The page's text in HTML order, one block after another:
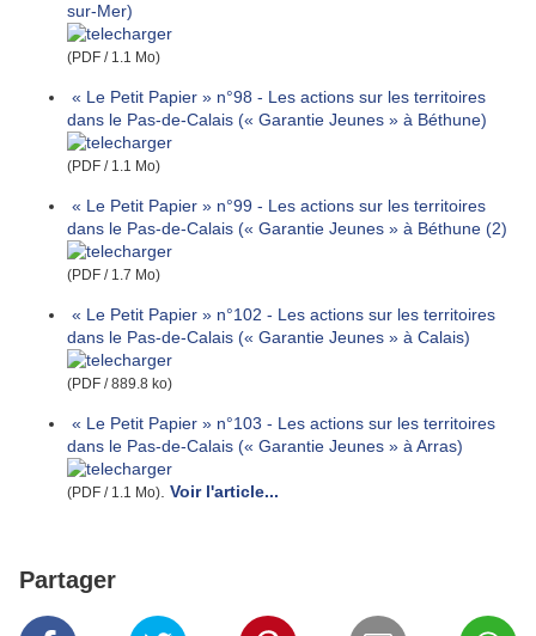
sur-Mer)
(PDF / 1.1 Mo)
« Le Petit Papier » n°98 - Les actions sur les territoires
dans le Pas-de-Calais (« Garantie Jeunes » à Béthune)
(PDF / 1.1 Mo)
« Le Petit Papier » n°99 - Les actions sur les territoires
dans le Pas-de-Calais (« Garantie Jeunes » à Béthune (2)
(PDF / 1.7 Mo)
« Le Petit Papier » n°102 - Les actions sur les territoires
dans le Pas-de-Calais (« Garantie Jeunes » à Calais)
(PDF / 889.8 ko)
« Le Petit Papier » n°103 - Les actions sur les territoires
dans le Pas-de-Calais (« Garantie Jeunes » à Arras)
(PDF / 1.1 Mo). Voir l'article...
Partager